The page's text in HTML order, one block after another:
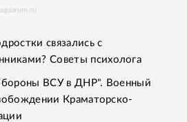
связались с
Советы психолога
ВСУ в ДНР". Военный
Краматорско-